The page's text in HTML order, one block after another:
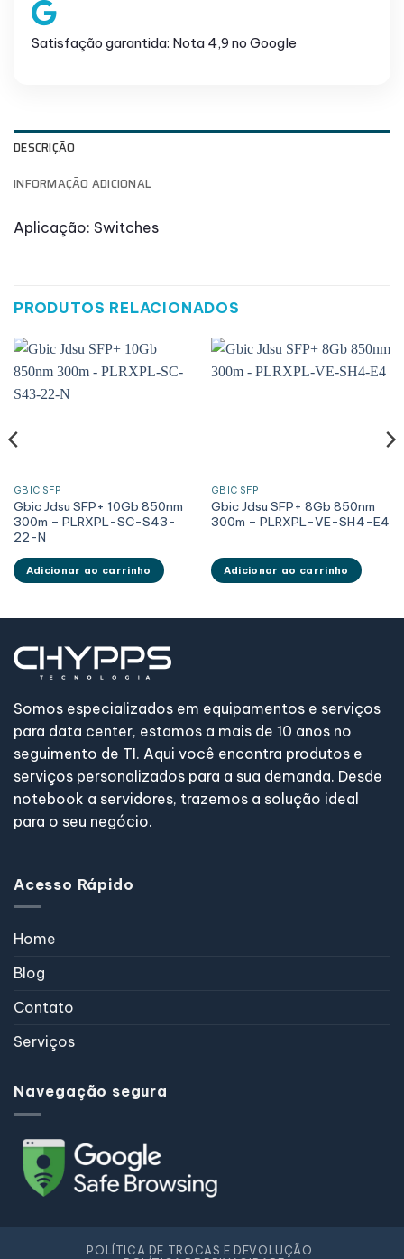
Satisfação garantida: Nota 4,9 no Google
DESCRIÇÃO
INFORMAÇÃO ADICIONAL
Aplicação: Switches
PRODUTOS RELACIONADOS
GBIC SFP
Gbic Jdsu SFP+ 10Gb 850nm
300m – PLRXPL-SC-S43-
22-N
Adicionar ao carrinho
GBIC SFP
Gbic Jdsu SFP+ 8Gb 850nm
300m – PLRXPL-VE-SH4-E4
Adicionar ao carrinho
Somos especializados em equipamentos e serviços
para data center, estamos a mais de 10 anos no
seguimento de TI. Aqui você encontra produtos e
serviços personalizados para a sua demanda. Desde
notebook a servidores, trazemos a solução ideal
para o seu negócio.
Acesso Rápido
Home
Blog
Contato
Serviços
Navegação segura
POLÍTICA DE TROCAS E DEVOLUÇÃO